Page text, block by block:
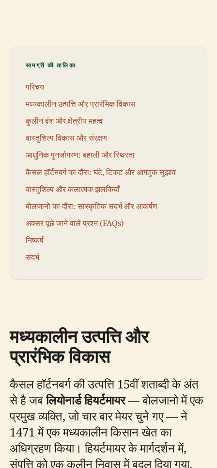
सामग्री की तालिका
परिचय
मध्यकालीन उत्पत्ति और प्रारंभिक विकास
कुलीन वंश और क्षेत्रीय महत्व
वास्तुशिल्प विकास और संरक्षण
आधुनिक पुनर्जागरण: बहाली और स्थिरता
कैसल हॉर्टनबर्ग का दौरा: घंटे, टिकट और आगंतुक सुझाव
वास्तुशिल्प और कलात्मक झलकियाँ
बोलजानो का दौरा: सांस्कृतिक संदर्भ और आकर्षण
अक्सर पूछे जाने वाले प्रश्न (FAQs)
निष्कर्ष
संदर्भ
मध्यकालीन उत्पत्ति और
प्रारंभिक विकास
कैसल हॉर्टनबर्ग की उत्पत्ति 15वीं शताब्दी के अंत
से है जबलियोनार्ड हियर्टमायर— बोलजानो में एक
प्रमुख व्यक्ति, जो चार बार मेयर चुने गए — ने
1471 में एक मध्यकालीन किसान खेत का
अधिग्रहण किया। हियर्टमायर के मार्गदर्शन में,
संपत्ति को एक कुलीन निवास में बदल दिया गया,